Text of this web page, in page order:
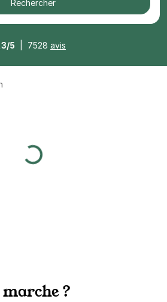
Rechercher
5 7528 avis
?